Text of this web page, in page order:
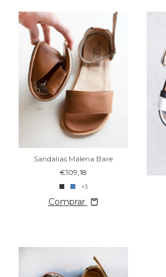
Sandalias Malena Bare
€109,18
+3
Comprar